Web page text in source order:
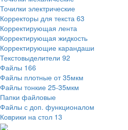
Точилки электрические
Корректоры для текста 63
Корректирующая лента
Корректирующая жидкость
Корректирующие карандаши
Текстовыделители 92
Файлы 166
Файлы плотные от 35мкм
Файлы тонкие 25-35мкм
Папки файловые
Файлы с доп. функционалом
Коврики на стол 13